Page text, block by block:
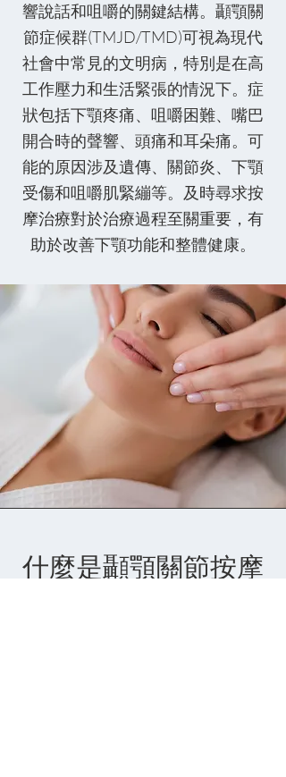
響說話和咀嚼的關鍵結構。顳顎關
節症候群(TMJD/TMD)可視為現代
社會中常見的文明病，特別是在高
工作壓力和生活緊張的情況下。症
狀包括下顎疼痛、咀嚼困難、嘴巴
開合時的聲響、頭痛和耳朵痛。可
能的原因涉及遺傳、關節炎、下顎
受傷和咀嚼肌緊繃等。及時尋求按
摩治療對於治療過程至關重要，有
助於改善下顎功能和整體健康。
什麼是顳顎關節按摩